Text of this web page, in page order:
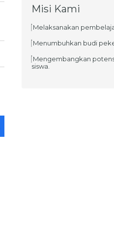
Misi Kami
Melaksanakan
Menumbuhkan budi
Mengembangkan
siswa.